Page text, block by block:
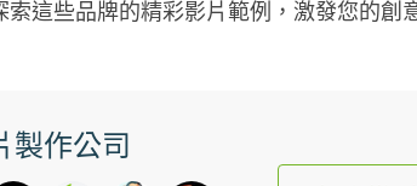
索這些品牌的精彩影片範例，激發您的創
製作公司